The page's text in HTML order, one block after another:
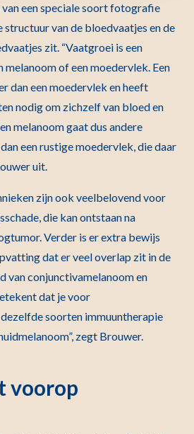
een speciale soort fotografie
van de bloedvaatjes en de
zit. “Vaatgroei is een
melanoom of een moedervlek. Een
dan een moedervlek en heeft
nodig om zichzelf van bloed en
melanoom gaat dus andere
een rustige moedervlek, die daar
uit.
zijn ook veelbelovend voor
die kan ontstaan na
Verder is er extra bewijs
dat er veel overlap zit in de
van conjunctivamelanoom en
dat je voor
soorten immuuntherapie
zegt Brouwer.
voorop